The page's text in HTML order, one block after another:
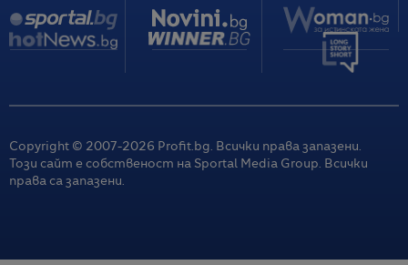
Copyright © 2007-2026 Profit.bg. Всички права запазени.
Този сайт е собственост на Sportal Media Group. Всички
права са запазени.